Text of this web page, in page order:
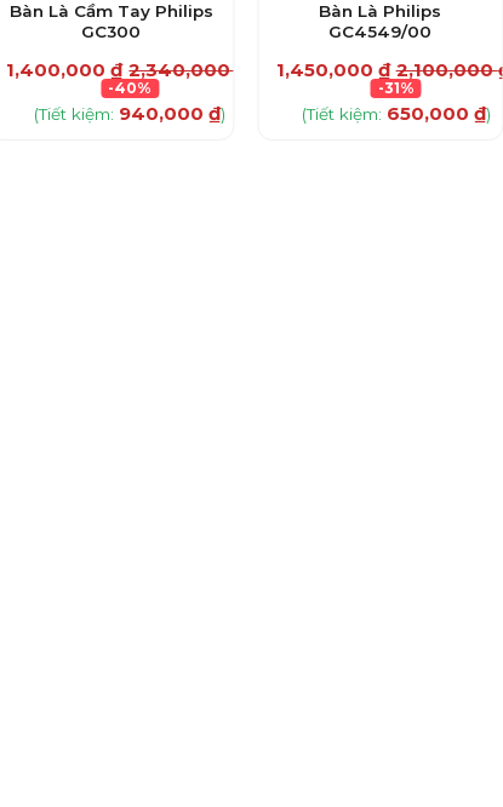
Bàn Là Cầm Tay Philips
GC300
1,400,000₫ 2,340,000
-40%
(Tiết kiệm: 940,000₫)
Bàn Là Philips
GC4549/00
1,450,000 ₫ 2,100,000
-31%
(Tiết kiệm: 650,000 ₫)